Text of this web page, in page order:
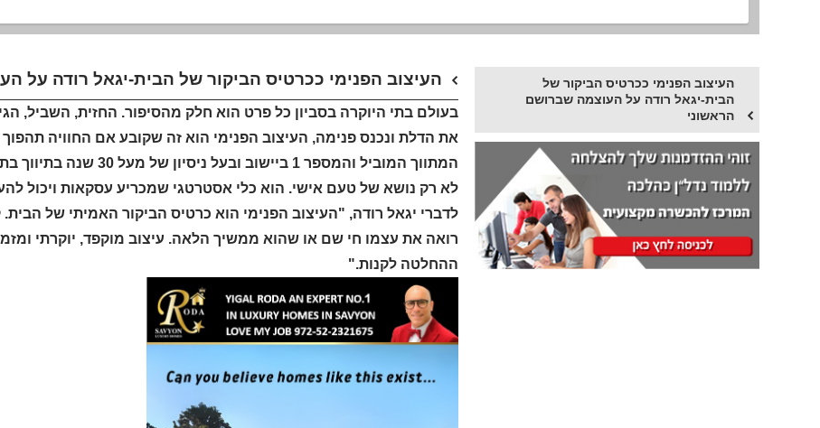
העיצוב הפנימי ככרטיס הביקור של הבית-יגאל רודה על
בעולם בתי היוקרה בסביון כל פרט הוא חלק מהסיפור. החזית, השביל,
את הדלת ונכנס פנימה, העיצוב הפנימי הוא זה שקובע אם החוויה
המתווך המוביל והמספר 1
לא רק נושא של טעם אישי. הוא כלי אסטרטגי שמכריע עסקאות ויכול
לדברי יגאל רודה, "העיצוב הפנימי הוא כרטיס הביקור האמיתי של
רואה את עצמו חי שם או שהוא ממשיך הלאה. עיצוב מוקפד, יוקרתי
ההחלטה לקנות."
העיצוב הפנימי ככרטיס הביקור של
הבית-יגאל רודה על העוצמה שברושם
הראשוני